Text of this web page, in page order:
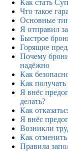
Как стать
Что такое
Основные
Я отправил
Быстрое
Горящие
Почему
надёжно
Как
Как
Я внёс
делать?
Как
Я внёс
Возникли
Как
Правила